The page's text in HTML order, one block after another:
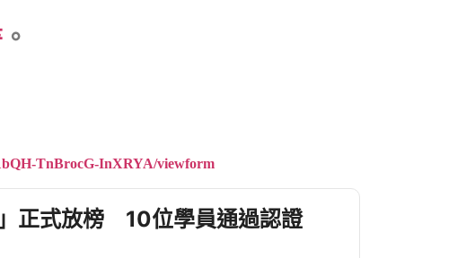
。
TnBrocG-InXRYA/viewform
」正式放榜 10位學員通過認證